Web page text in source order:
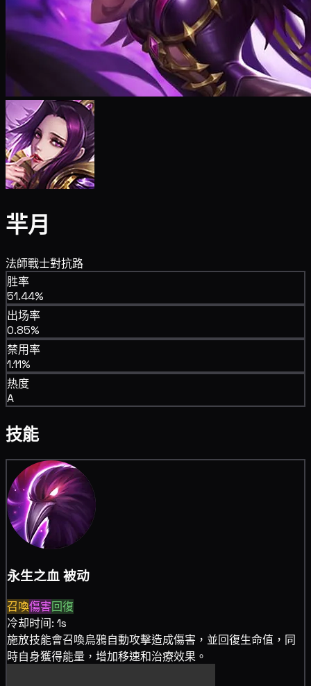
羋月
法師戰士對抗路
胜率
51.44%
出场率
0.85%
禁用率
1.11%
热度
A
技能
永生之血 被动
召喚傷害回復
冷却时间: 1s
施放技能會召喚烏鴉自動攻擊造成傷害，並回復生命值，同
時自身獲得能量，增加移速和治療效果。